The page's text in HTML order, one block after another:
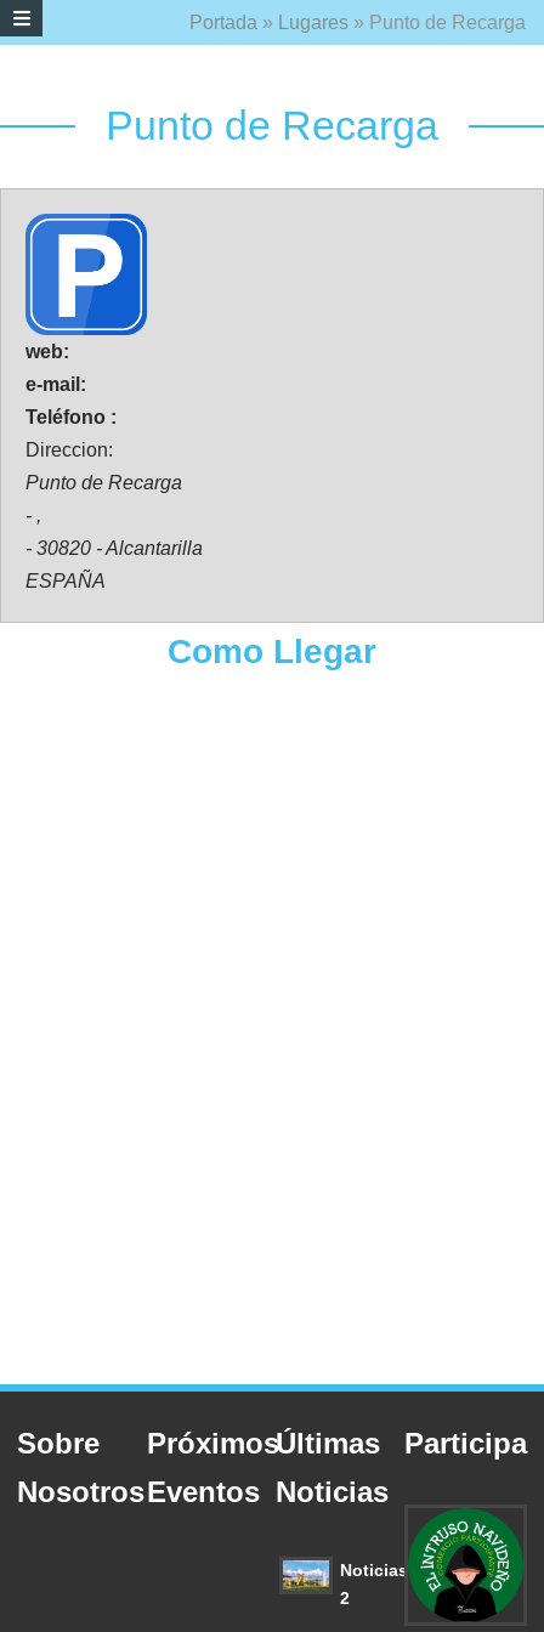
Portada » Lugares » Punto de Recarga
Punto de Recarga
web:
e-mail:
Teléfono :
Direccion:
Punto de Recarga
- ,
- 30820 - Alcantarilla
ESPAÑA
Como Llegar
Sobre
Nosotros
Próximos
Eventos
Últimas
Noticias
Noticias
2
Participa